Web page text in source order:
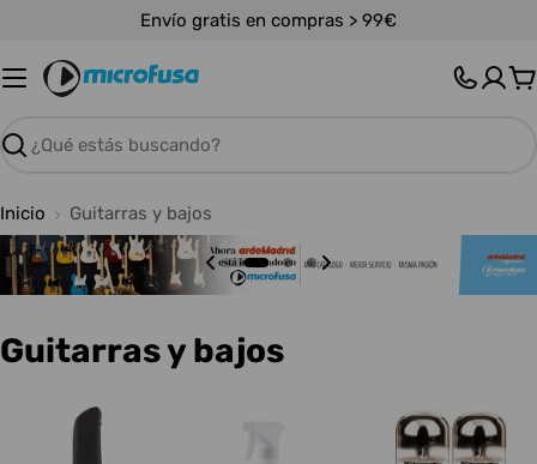
contenido
Envío gratis en compras > 99€
Buscar
Inicio Guitarras y bajos
C
Guitarras y bajos